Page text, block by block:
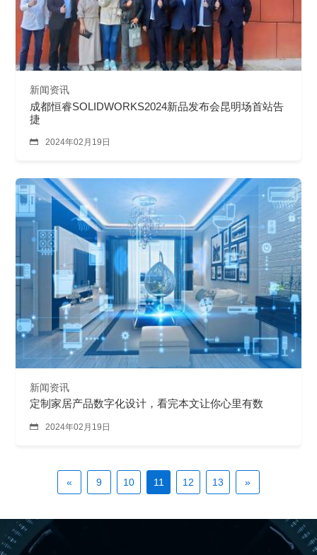
新闻资讯
成都恒睿SOLIDWORKS2024新品发布会昆明场首站告
捷
 2024年02月19日
新闻资讯
定制家居产品数字化设计，看完本文让你心里有数
 2024年02月19日
« 9 10 11 12 13 »